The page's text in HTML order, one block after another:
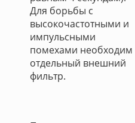
Для борьбы с
высокочастотными и
импульсными
помехами необходим
отдельный внешний
фильтр.